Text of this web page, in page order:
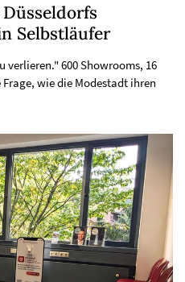
Selbstläufer
verlieren." 600 Showrooms, 16
wie die Modestadt ihren